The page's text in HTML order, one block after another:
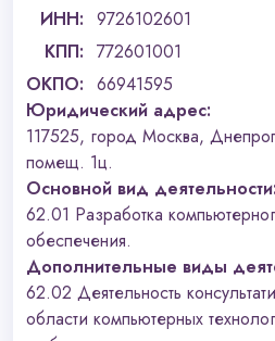
ИНН: 9726102601
КПП: 772601001
ОКПО: 66941595
Юридический адрес:
117525, город Москва,
помещ. 1ц.
Основной вид деятельности:
62.01 Разработка
обеспечения.
Дополнительные виды
62.02 Деятельность
области компьютерных